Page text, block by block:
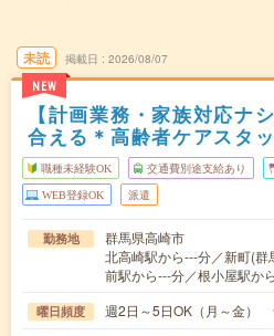
未読
NEW
掲載日 2026/08/07
【計画業務・家族対応ナ
合える＊高齢者ケアスタ
職種未経験OK 交通費別途支給あり
WEB登録OK 派遣
勤務地
群馬県高崎市
北高崎駅から---分／新町(
前駅から---分／根小屋駅か
曜日頻度 週2日～5日OK（月～金）